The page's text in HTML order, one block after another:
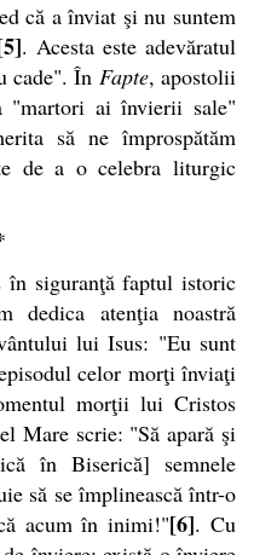
că a înviat şi nu suntem
. Acesta este adevăratul
cade". În Fapte, apostolii
"martori ai învierii sale"
să ne împrospătăm
de a o celebra liturgic
în siguranţă faptul istoric
atenţia noastră
lui Isus: "Eu sunt
celor morţi înviaţi
morţii lui Cristos
Mare scrie: "Să apară şi
în Biserică] semnele
să se împlinească într-o
acum în inimi!"[6]. Cu